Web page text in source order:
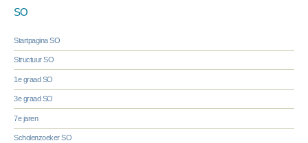
SO
Startpagina SO
Structuur SO
1e graad SO
3e graad SO
7e jaren
Scholenzoeker SO